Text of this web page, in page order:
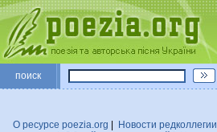
поиск
О ресурсе poezia.org
Новости редколлегии